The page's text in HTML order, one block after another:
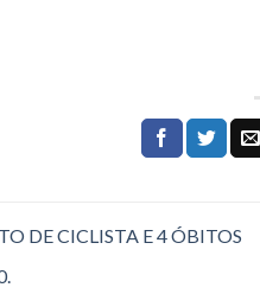
DE CICLISTA E 4 ÓBITOS